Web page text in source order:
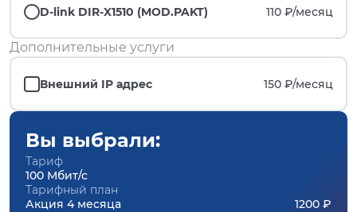
D-link DIR-X1510 (MOD.PAKT) 110 ₽/месяц
Дополнительные услуги
Внешний IP адрес 150 ₽/месяц
Вы выбрали:
Тариф
100 Мбит/с
Тарифный план
Акция 4 месяца
1200 ₽